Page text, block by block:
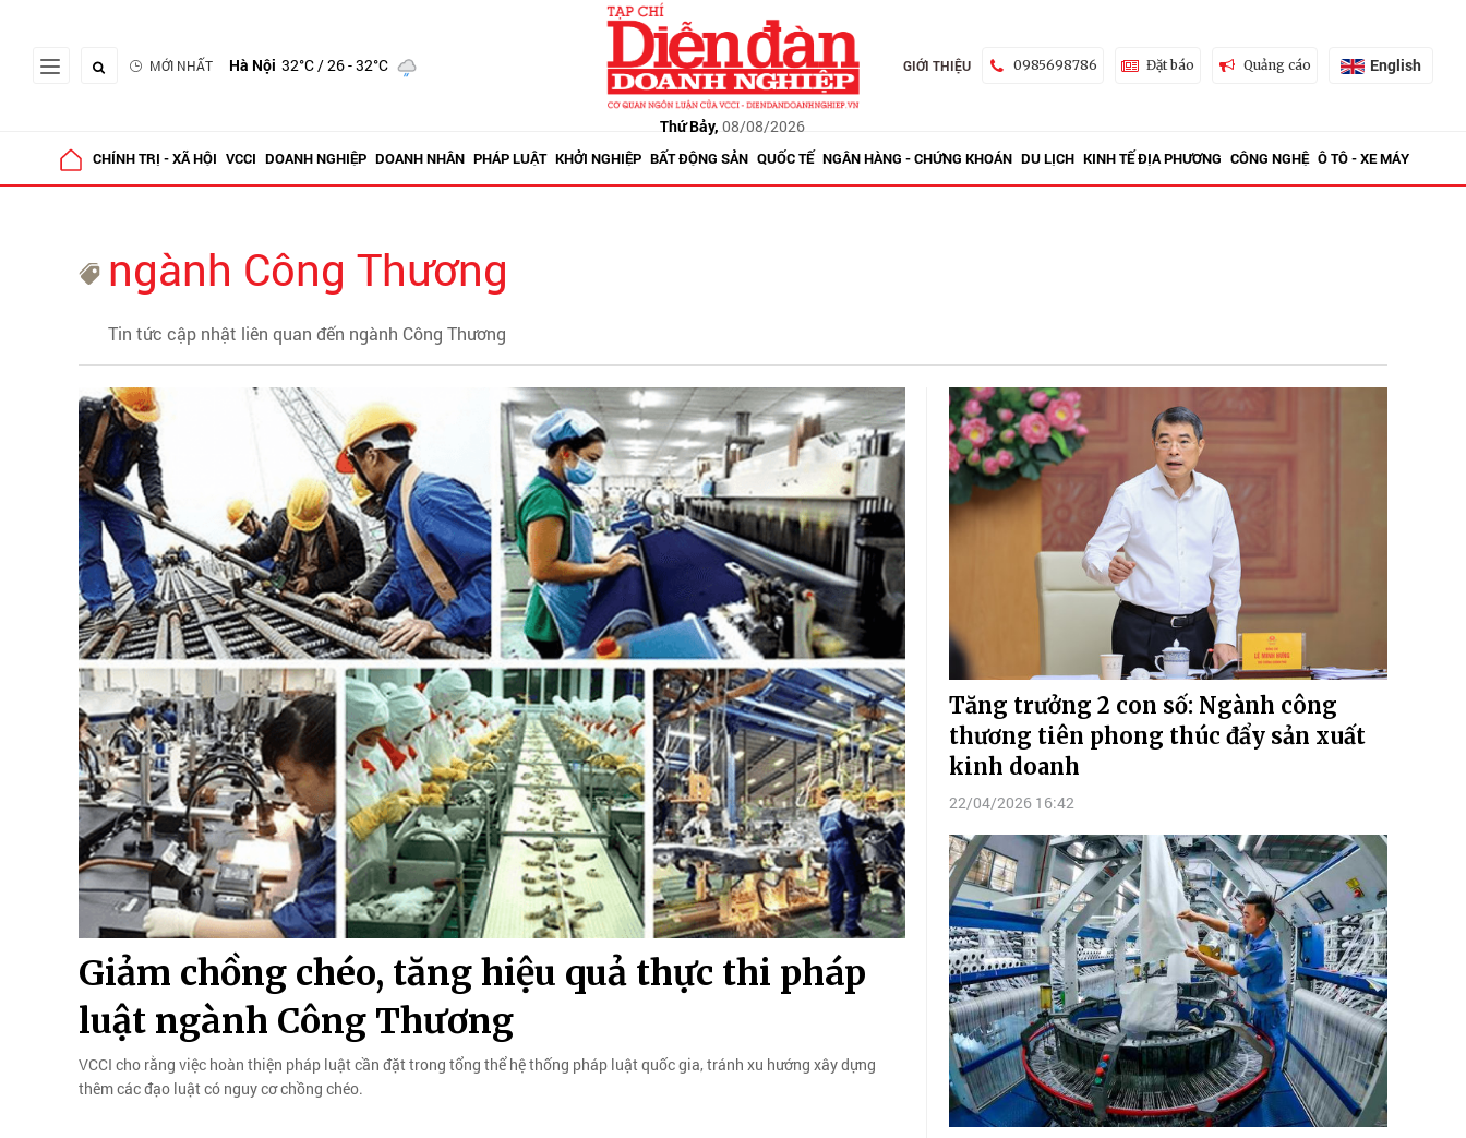
MỚI NHẤT Hà Nội 32°C/ 26 - 32°C
Thứ Bảy, 08/08/2026
GIỚI THIỆU 0985698786 Đặt báo Quảng cáo English
CHÍNH TRỊ - XÃ HỘI VCCI DOANH NGHIỆP DOANH NHÂN PHÁP LUẬT KHỞI NGHIỆP BẤT ĐỘNG SẢN QUỐC TẾ NGÂN HÀNG - CHỨNG KHOÁN DU LỊCH KINH TẾ ĐỊA PHƯƠNG CÔNG NGHỆ Ô TÔ - XE MÁY
ngành Công Thương
Tin tức cập nhật liên quan đến ngành Công Thương
Giảm chồng chéo, tăng hiệu quả thực thi pháp
luật ngành Công Thương
VCCI cho rằng việc hoàn thiện pháp luật cần đặt trong tổng thể hệ thống pháp luật quốc gia, tránh xu hướng xây dựng
thêm các đạo luật có nguy cơ chồng chéo.
Tăng trưởng 2 con số: Ngành công
thương tiên phong thúc đẩy sản xuất
kinh doanh
22/04/2026 16:42